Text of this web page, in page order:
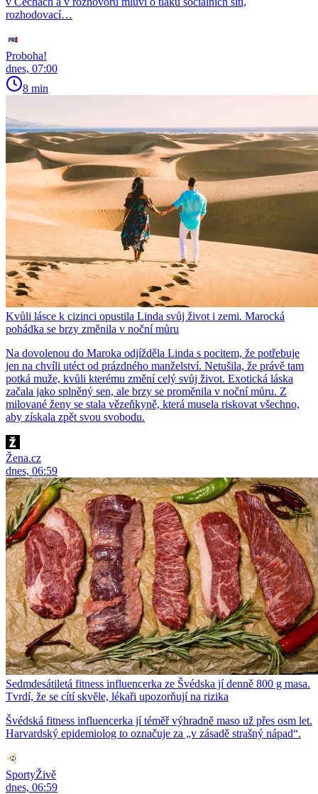
rozhodovací…
Proboha!
dnes, 07:00
8 min
Kvůli lásce k cizinci opustila Linda svůj život i zemi. Marocká
pohádka se brzy změnila v noční můru
Na dovolenou do Maroka odjížděla Linda s pocitem, že potřebuje
jen na chvíli utéct od prázdného manželství. Netušila, že právě tam
potká muže, kvůli kterému změní celý svůj život. Exotická láska
začala jako splněný sen, ale brzy se proměnila v noční můru. Z
milované ženy se stala vězeňkyně, která musela riskovat všechno,
aby získala zpět svou svobodu.
Žena.cz
dnes, 06:59
Sedmdesátiletá fitness influencerka ze Švédska jí denně 800 g masa.
Tvrdí, že se cítí skvěle, lékaři upozorňují na rizika
Švédská fitness influencerka jí téměř výhradně maso už přes osm let.
Harvardský epidemiolog to označuje za „v zásadě strašný nápad“.
SportyŽivě
dnes, 06:59